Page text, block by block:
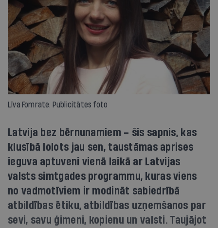
Līva Fomrate. Publicitātes foto
Latvija bez bērnunamiem – šis sapnis, kas
klusībā lolots jau sen, taustāmas aprises
ieguva aptuveni vienā laikā ar Latvijas
valsts simtgades programmu, kuras viens
no vadmotīviem ir modināt sabiedrībā
atbildības ētiku, atbildības uzņemšanos par
sevi, savu ģimeni, kopienu un valsti. Taujājot